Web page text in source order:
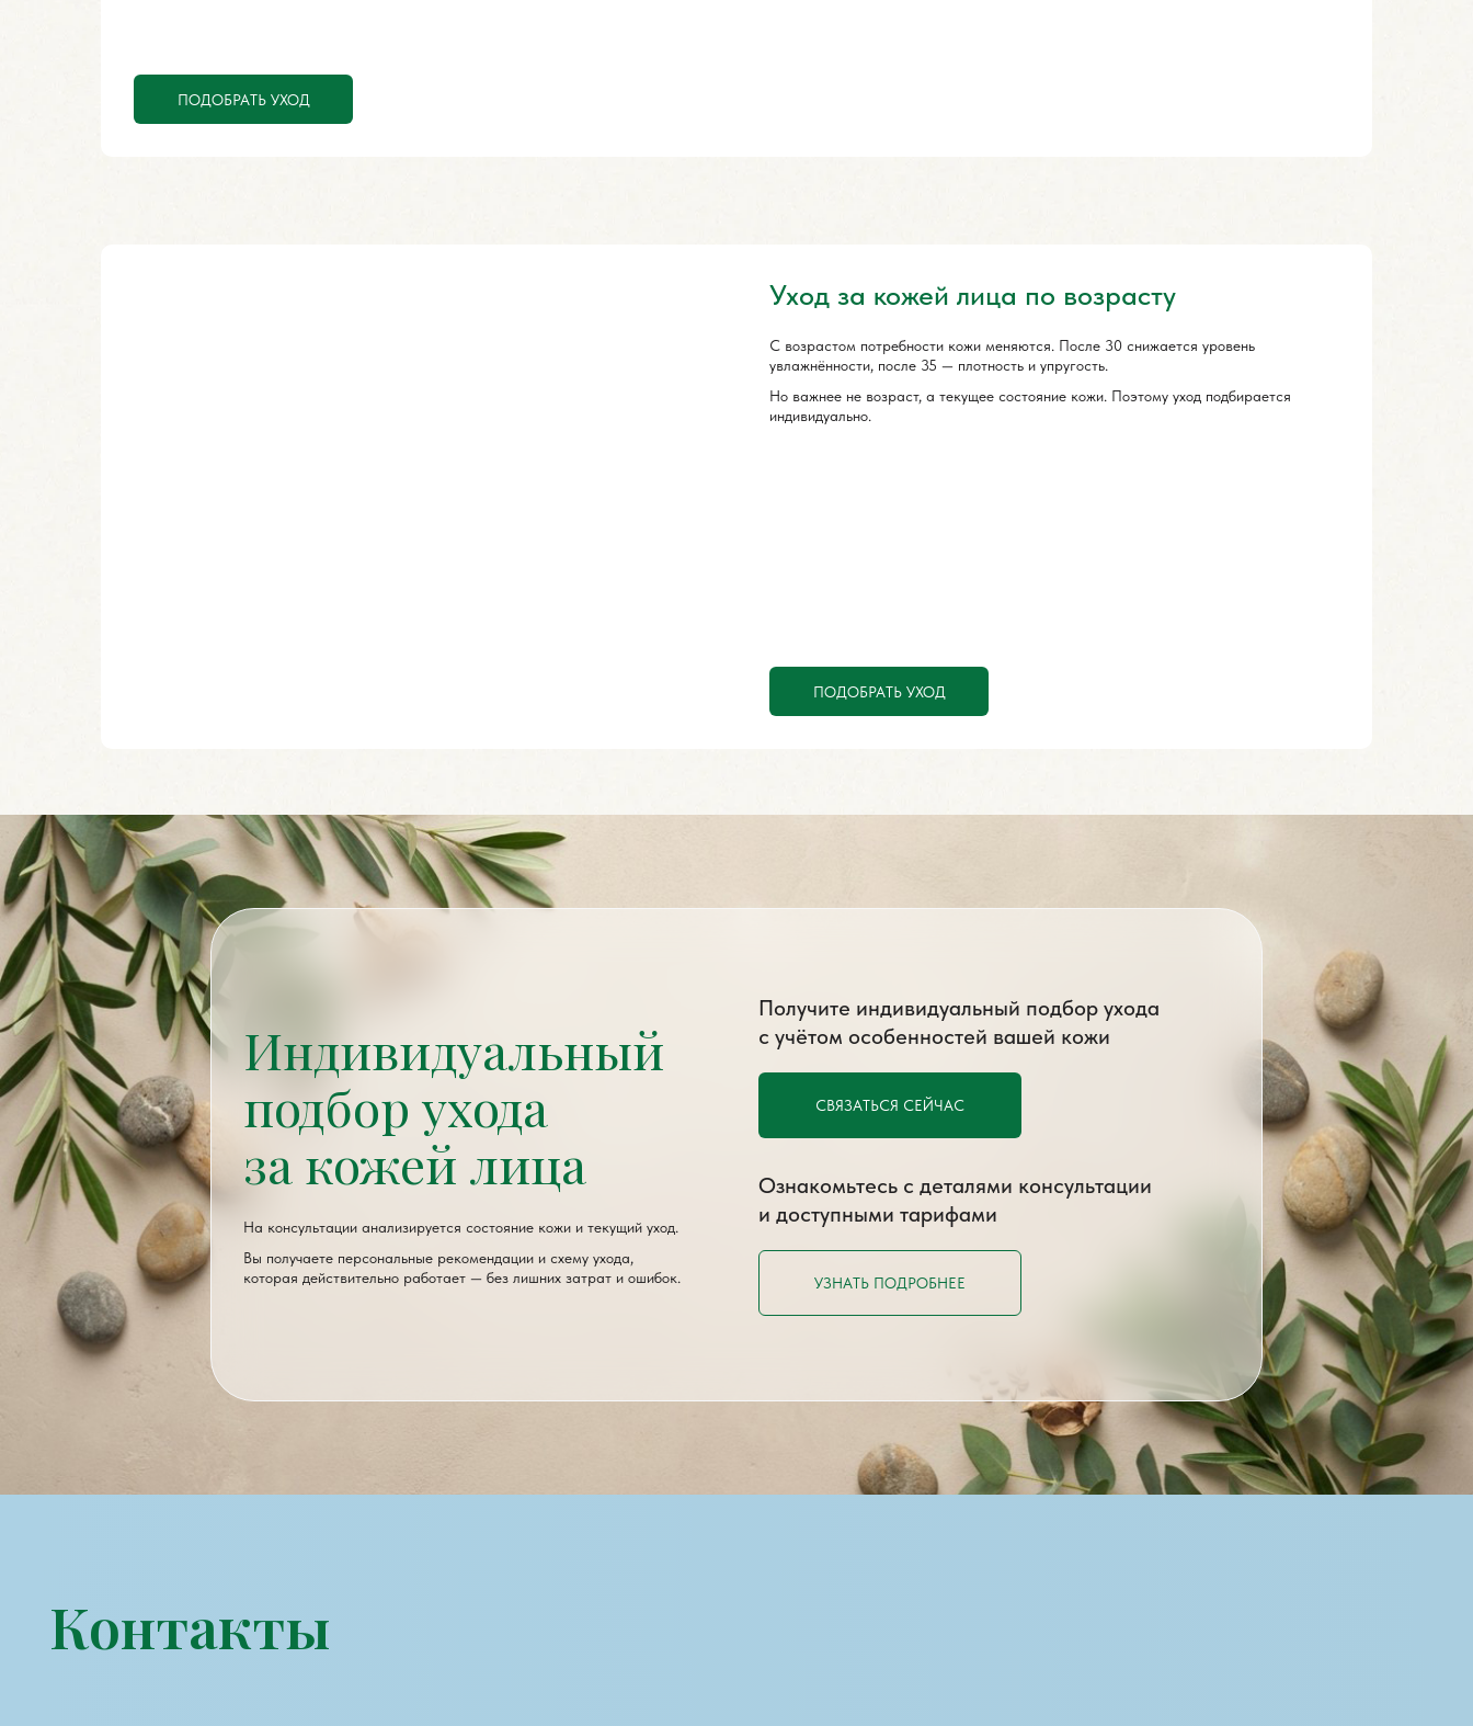
ПОДОБРАТЬ УХОД
Уход за кожей лица по возрасту
С возрастом потребности кожи меняются. После 30 снижается уровень
увлажнённости, после 35 — плотность и упругость.
Но важнее не возраст, а текущее состояние кожи. Поэтому уход подбирается
индивидуально.
ПОДОБРАТЬ УХОД
Индивидуальный
подбор ухода
за кожей лица
На консультации анализируется состояние кожи и текущий уход.
Вы получаете персональные рекомендации и схему ухода,
которая действительно работает — без лишних затрат и ошибок.
Получите индивидуальный подбор ухода
с учётом особенностей вашей кожи
СВЯЗАТЬСЯ СЕЙЧАС
Ознакомьтесь с деталями консультации
и доступными тарифами
УЗНАТЬ ПОДРОБНЕЕ
Контакты
Личный блог ВК
Экспертный блог ВК
+7 982 235 85 34
© ИП Рыбакова А. Н.
info@rybakovacosmo.ru